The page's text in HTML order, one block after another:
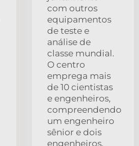
com outros
equipamentos
de teste e
análise de
classe mundial.
O centro
emprega mais
de 10 cientistas
e engenheiros,
compreendendo
um engenheiro
sênior e dois
engenheiros.